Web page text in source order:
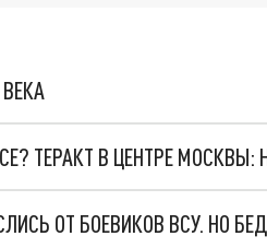
ТЕРАКТ В ЦЕНТРЕ
ОТ БОЕВИКОВ ВСУ. НО